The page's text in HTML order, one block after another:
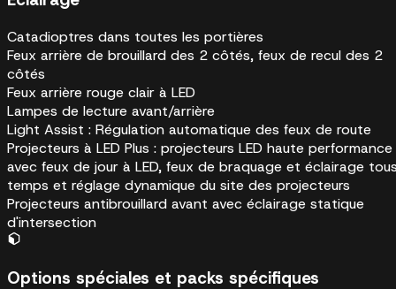
Catadioptres dans toutes les portières
Feux arrière de brouillard des 2 côtés, feux de recul des 2
côtés
Feux arrière rouge clair à LED
Lampes de lecture avant/arrière
Light Assist : Régulation automatique des feux de route
Projecteurs à LED Plus : projecteurs LED haute performance
avec feux de jour à LED, feux de braquage et éclairage
temps et réglage dynamique du site des projecteurs
Projecteurs antibrouillard avant avec éclairage statique
d'intersection
Options spéciales et packs spécifiques